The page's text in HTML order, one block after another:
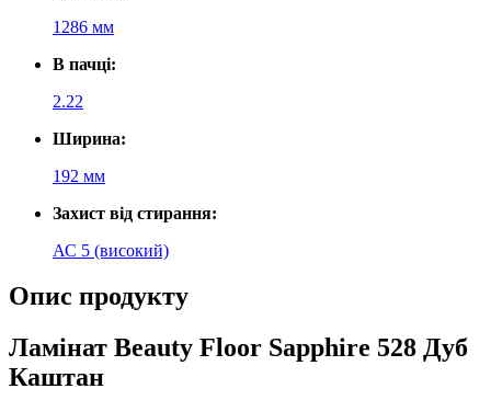
1286 мм
В пачці:
2.22
Ширина:
192 мм
Захист від стирання:
АС 5 (високий)
Опис продукту
Ламінат Beauty Floor Sapphire 528 Дуб
Каштан